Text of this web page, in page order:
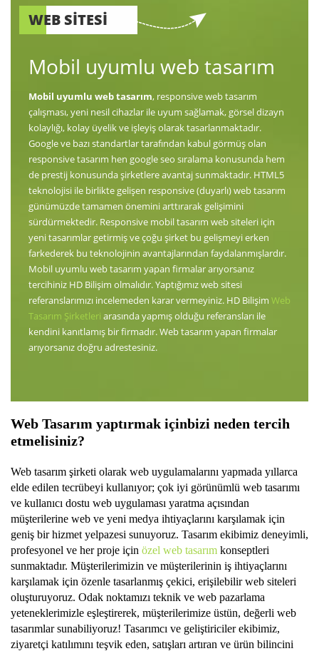
WEB SİTESİ
Mobil uyumlu web tasarım
Mobil uyumlu web tasarım, responsive web tasarım
çalışması, yeni nesil cihazlar ile uyum sağlamak, görsel dizayn
kolaylığı, kolay üyelik ve işleyiş olarak tasarlanmaktadır.
Google ve bazı standartlar tarafından kabul görmüş olan
responsive tasarım hen google seo sıralama konusunda hem
de prestij konusunda şirketlere avantaj sunmaktadır. HTML5
teknolojisi ile birlikte gelişen responsive (duyarlı) web tasarım
günümüzde tamamen önemini arttırarak gelişimini
sürdürmektedir. Responsive mobil tasarım web siteleri için
yeni tasarımlar getirmiş ve çoğu şirket bu gelişmeyi erken
farkederek bu teknolojinin avantajlarından faydalanmışlardır.
Mobil uyumlu web tasarım yapan firmalar arıyorsanız
tercihiniz HD Bilişim olmalıdır. Yaptığımız web sitesi
referanslarımızı incelemeden karar vermeyiniz. HD Bilişim Web
Tasarım Şirketleri arasında yapmış olduğu referansları ile
kendini kanıtlamış bir firmadır. Web tasarım yapan firmalar
arıyorsanız doğru adrestesiniz.
Web Tasarım yaptırmak içinbizi neden tercih
etmelisiniz?
Web tasarım şirketi olarak web uygulamalarını yapmada yıllarca
elde edilen tecrübeyi kullanıyor; çok iyi görünümlü web tasarımı
ve kullanıcı dostu web uygulaması yaratma açısından
müşterilerine web ve yeni medya ihtiyaçlarını karşılamak için
geniş bir hizmet yelpazesi sunuyoruz. Tasarım ekibimiz deneyimli,
profesyonel ve her proje için özel web tasarım konseptleri
sunmaktadır. Müşterilerimizin ve müşterilerinin iş ihtiyaçlarını
karşılamak için özenle tasarlanmış çekici, erişilebilir web siteleri
oluşturuyoruz. Odak noktamızı teknik ve web pazarlama
yeteneklerimizle eşleştirerek, müşterilerimize üstün, değerli web
tasarımlar sunabiliyoruz! Tasarımcı ve geliştiriciler ekibimiz,
ziyaretçi katılımını teşvik eden, satışları artıran ve ürün bilincini